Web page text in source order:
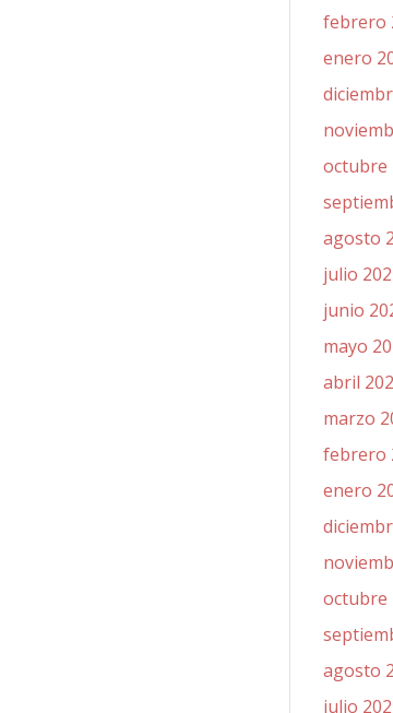
febrero
enero
octubre
agosto
julio
junio
mayo
abril
marzo
febrero
enero
octubre
agosto
julio